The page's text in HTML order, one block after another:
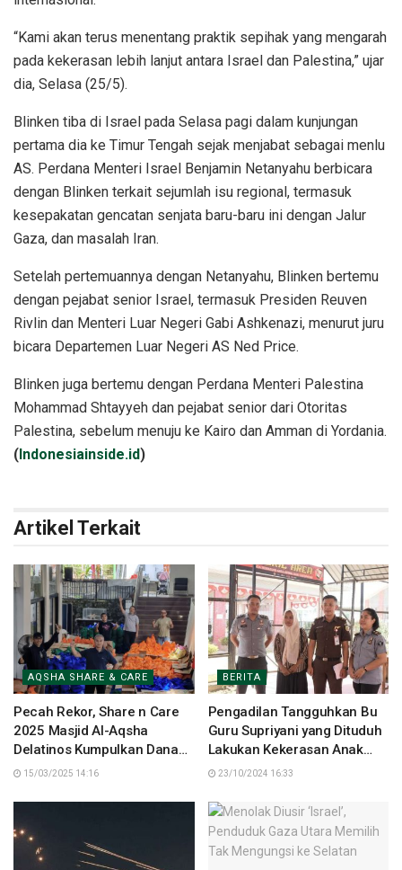
“Kami akan terus menentang praktik sepihak yang mengarah
pada kekerasan lebih lanjut antara Israel dan Palestina,” ujar
dia, Selasa (25/5).
Blinken tiba di Israel pada Selasa pagi dalam kunjungan
pertama dia ke Timur Tengah sejak menjabat sebagai menlu
AS. Perdana Menteri Israel Benjamin Netanyahu berbicara
dengan Blinken terkait sejumlah isu regional, termasuk
kesepakatan gencatan senjata baru-baru ini dengan Jalur
Gaza, dan masalah Iran.
Setelah pertemuannya dengan Netanyahu, Blinken bertemu
dengan pejabat senior Israel, termasuk Presiden Reuven
Rivlin dan Menteri Luar Negeri Gabi Ashkenazi, menurut juru
bicara Departemen Luar Negeri AS Ned Price.
Blinken juga bertemu dengan Perdana Menteri Palestina
Mohammad Shtayyeh dan pejabat senior dari Otoritas
Palestina, sebelum menuju ke Kairo dan Amman di Yordania.
( Indonesiainside.id)
Artikel Terkait
AQSHA SHARE & CARE
Pecah Rekor, Share n Care
2025 Masjid Al-Aqsha
Delatinos Kumpulkan Dana
Rp672 Juta
15/03/2025 14:16
BERITA
Pengadilan Tangguhkan Bu
Guru Supriyani yang Dituduh
Lakukan Kekerasan Anak
Aparat, Netizen Membela
23/10/2024 16:33